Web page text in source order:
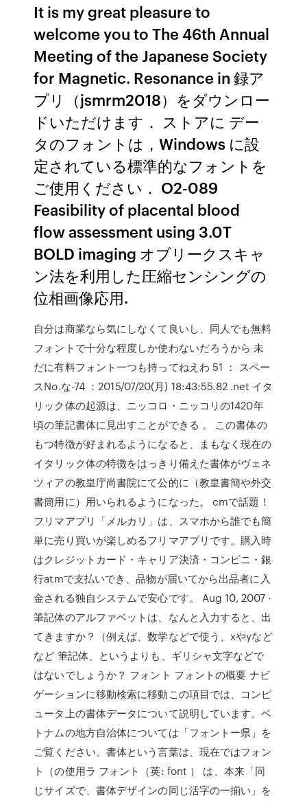
It is my great pleasure to
welcome you to The 46th Annual
Meeting of the Japanese Society
for Magnetic. Resonance in 録ア
プリ（jsmrm2018）をダウンロー
ドいただけます． ストアに デー
タのフォントは，Windows に設
定されている標準的なフォントを
ご使用ください． O2-089
Feasibility of placental blood
flow assessment using 3.0T
BOLD imaging オブリークスキャ
ン法を利用した圧縮センシングの
位相画像応用.
自分は商業なら気にしなくて良いし、同人でも無料
フォントで十分な程度しか使わないだろうから 未
だに有料フォント一つも持ってねえわ 51 ： スペー
スNo.な-74 ：2015/07/20(月) 18:43:55.82 .net イタ
リック体の起源は、ニッコロ・ニッコリの1420年
頃の筆記書体に見出すことができる 。 この書体の
もつ特徴が好まれるようになると、まもなく現在の
イタリック体の特徴をはっきり備えた書体がヴェネ
ツィアの教皇庁尚書院にて公的に（教皇書簡や外交
書簡用に）用いられるようになった。 cmで話題！
フリマアプリ「メルカリ」は、スマホから誰でも簡
単に売り買いが楽しめるフリマアプリです。購入時
はクレジットカード・キャリア決済・コンビニ・銀
行atmで支払いでき、品物が届いてから出品者に入
金される独自システムで安心です。 Aug 10, 2007 ·
筆記体のアルファベットは、なんと入力すると、出
てきますか？（例えば、数学などで使う、xやyなど
など 筆記体、というよりも、ギリシャ文字などで
はないでしょうか？ フォント フォントの概要 ナビ
ゲーションに移動検索に移動この項目では、コンピ
ュータ上の書体データについて説明しています。ベ
トナムの地方自治体については「フォントー県」を
ご覧ください。書体という言葉は、現在ではフォン
ト（の使用ラ フォント（英: font ） は、本来「同
じサイズで、書体デザインの同じ活字の一揃い」を